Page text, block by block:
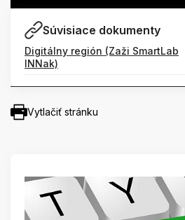
Súvisiace dokumenty
Digitálny región (Zaži SmartLab
INNak)
Vytlačiť stránku